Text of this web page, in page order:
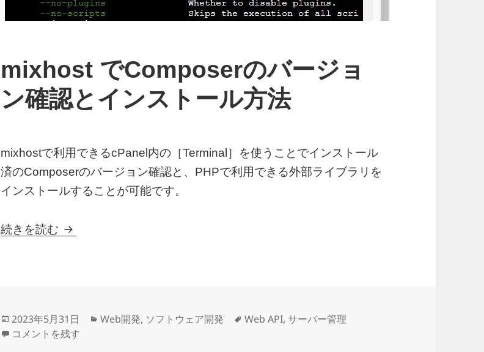
mixhost でComposerのバージョ
ン確認とインストール方法
mixhostで利用できるcPanel内の［Terminal］を使うことでインストール
済のComposerのバージョン確認と、PHPで利用できる外部ライブラリを
インストールすることが可能です。
続きを読む mixhost でComposerのバージョン確認とインストール方法
投
稿
2023年5月31日
カ
Web開発, ソフトウェア開発
タ
Web API,サーバー管理
mixhost でComposerのバージョン確認とインストール方法 に
コメントを残す